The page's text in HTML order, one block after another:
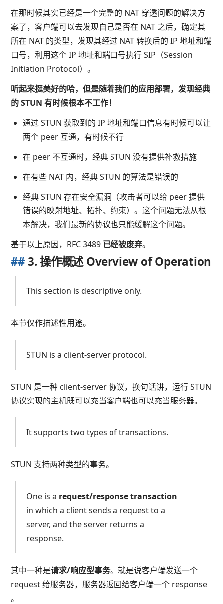
在那时候其实已经是一个完整的 NAT 穿透问题的解决方
案了，客户端可以去发现自己是否在 NAT 之后，确定其
所在 NAT 的类型，发现其经过 NAT 转换后的 IP 地址和端
口号，利用这个 IP 地址和端口号执行 SIP（Session
Initiation Protocol）。
听起来挺美好的哈，但是随着我们的应用部署，发现经典
的 STUN 有时候根本不工作！
通过 STUN 获取到的 IP 地址和端口信息有时候可以让
两个 peer 互通，有时候不行
在 peer 不互通时，经典 STUN 没有提供补救措施
在有些 NAT 内，经典 STUN 的算法是错误的
经典 STUN 存在安全漏洞（攻击者可以给 peer 提供
错误的映射地址、拓扑、约束）。这个问题无法从根
本解决，我们最新的协议也只能缓解这个问题。
基于以上原因，RFC 3489 已经被废弃。
##3. 操作概述 Overview of Operation
This section is descriptive only.
本节仅作描述性用途。
STUN is a client-server protocol.
STUN 是一种 client-server 协议，换句话讲，运行 STUN
协议实现的主机既可以充当客户端也可以充当服务器。
It supports two types of transactions.
STUN 支持两种类型的事务。
One is a request/response transaction
in which a client sends a request to a
server, and the server returns a
response.
其中一种是请求/响应型事务。就是说客户端发送一个
request 给服务器，服务器返回给客户端一个 response
。